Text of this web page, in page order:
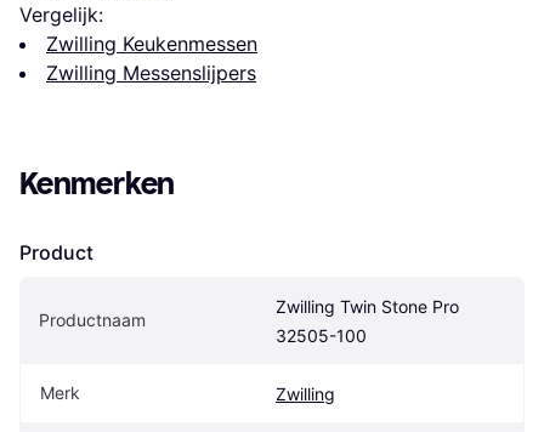
Vergelijk:
Zwilling Keukenmessen
Zwilling Messenslijpers
Kenmerken
Product
Productnaam
Zwilling Twin Stone Pro
32505-100
Merk Zwilling